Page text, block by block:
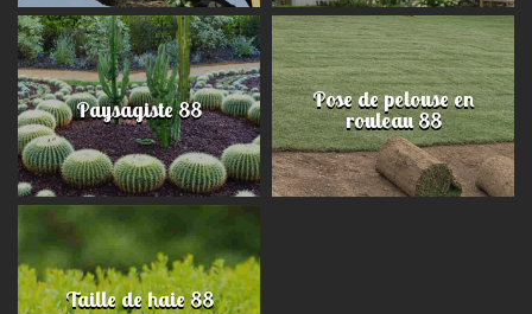
Paysagiste 88 Pose de pelouse en
rouleau 88
Taille de haie 88